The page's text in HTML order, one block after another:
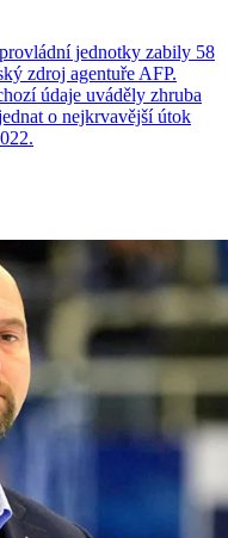
jednotky zabily 58
zdroj agentuře AFP.
údaje uváděly zhruba
o nejkrvavější útok